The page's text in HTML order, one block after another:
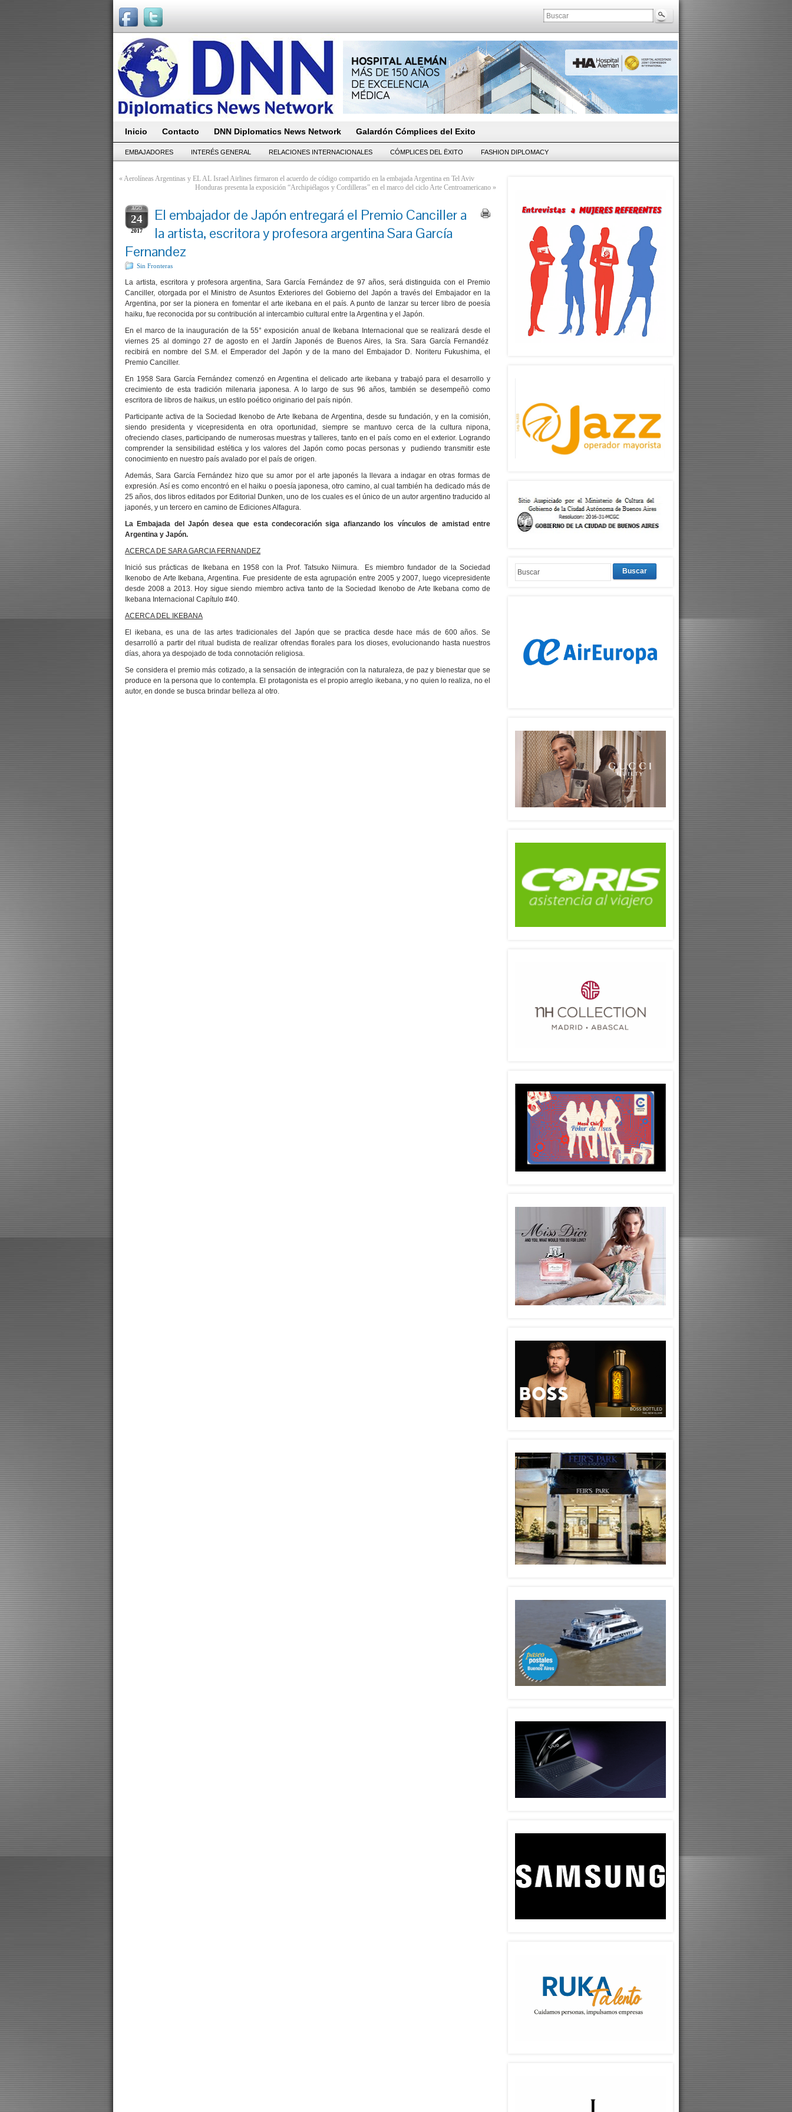
Inicio Contacto DNN Diplomatics News Network Galardón Cómplices del Exito
EMBAJADORES INTERÉS GENERAL RELACIONES INTERNACIONALES CÓMPLICES DEL ËXITO FASHION DIPLOMACY
«Aerolíneas Argentinas y EL AL Israel Airlines firmaron el acuerdo de código compartido en la embajada Argentina en Tel Aviv
Honduras presenta la exposición “Archipiélagos y Cordilleras” en el marco del ciclo Arte Centroamericano »
AGO
24
2017
El embajador de Japón entregará el Premio Canciller a
la artista, escritora y profesora argentina Sara García
Fernandez
Sin Fronteras
La artista, escritora y profesora argentina, Sara García Fernández de 97 años, será distinguida con el Premio
Canciller, otorgada por el Ministro de Asuntos Exteriores del Gobierno del Japón a través del Embajador en la
Argentina, por ser la pionera en fomentar el arte ikebana en el país. A punto de lanzar su tercer libro de poesía
haiku, fue reconocida por su contribución al intercambio cultural entre la Argentina y el Japón.
En el marco de la inauguración de la 55° exposición anual de Ikebana Internacional que se realizará desde el
viernes 25 al domingo 27 de agosto en el Jardín Japonés de Buenos Aires, la Sra. Sara García Fernandéz
recibirá en nombre del S.M. el Emperador del Japón y de la mano del Embajador D. Noriteru Fukushima, el
Premio Canciller.
En 1958 Sara García Fernández comenzó en Argentina el delicado arte ikebana y trabajó para el desarrollo y
crecimiento de esta tradición milenaria japonesa. A lo largo de sus 96 años, también se desempeñò como
escritora de libros de haikus, un estilo poético originario del país nipón.
Participante activa de la Sociedad Ikenobo de Arte Ikebana de Argentina, desde su fundación, y en la comisión,
siendo presidenta y vicepresidenta en otra oportunidad, siempre se mantuvo cerca de la cultura nipona,
ofreciendo clases, participando de numerosas muestras y talleres, tanto en el país como en el exterior. Logrando
comprender la sensibilidad estética y los valores del Japón como pocas personas y pudiendo transmitir este
conocimiento en nuestro país avalado por el país de origen.
Además, Sara García Fernández hizo que su amor por el arte japonés la llevara a indagar en otras formas de
expresión. Así es como encontró en el haiku o poesía japonesa, otro camino, al cual también ha dedicado más de
25 años, dos libros editados por Editorial Dunken, uno de los cuales es el único de un autor argentino traducido al
japonés, y un tercero en camino de Ediciones Alfagura.
La Embajada del Japón desea que esta condecoración siga afianzando los vínculos de amistad entre
Argentina y Japón.
ACERCA DE SARA GARCIA FERNANDEZ
Inició sus prácticas de Ikebana en 1958 con la Prof. Tatsuko Niimura. Es miembro fundador de la Sociedad
Ikenobo de Arte Ikebana, Argentina. Fue presidente de esta agrupación entre 2005 y 2007, luego vicepresidente
desde 2008 a 2013. Hoy sigue siendo miembro activa tanto de la Sociedad Ikenobo de Arte Ikebana como de
Ikebana Internacional Capítulo #40.
ACERCA DEL IKEBANA
El ikebana, es una de las artes tradicionales del Japón que se practica desde hace más de 600 años. Se
desarrolló a partir del ritual budista de realizar ofrendas florales para los dioses, evolucionando hasta nuestros
días, ahora ya despojado de toda connotación religiosa.
Se considera el premio más cotizado, a la sensación de integración con la naturaleza, de paz y bienestar que se
produce en la persona que lo contempla. El protagonista es el propio arreglo ikebana, y no quien lo realiza, no el
autor, en donde se busca brindar belleza al otro.
Buscar